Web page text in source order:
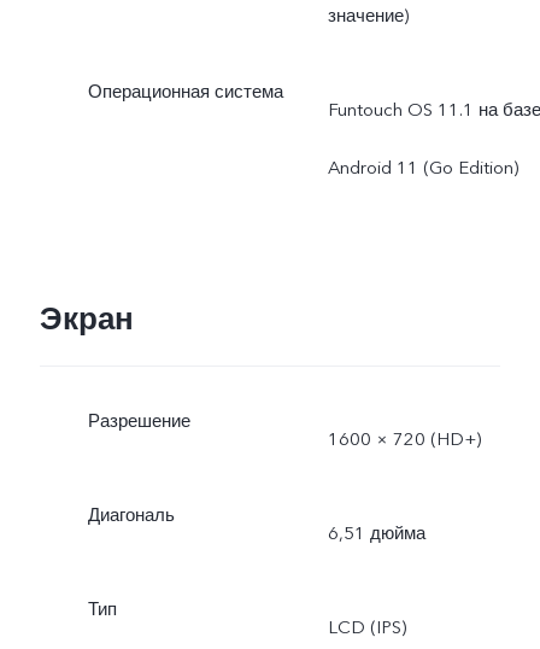
значение)
Операционная система
Funtouch OS 11.1 на базе
Android 11 (Go Edition)
Экран
Разрешение
1600 × 720 (HD+)
Диагональ
6,51 дюйма
Тип
LCD (IPS)